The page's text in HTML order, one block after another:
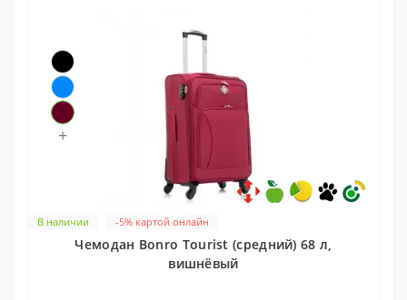
В наличии
+
-5% картой онлайн
Чемодан Bonro Tourist (средний) 68 л,
вишнёвый